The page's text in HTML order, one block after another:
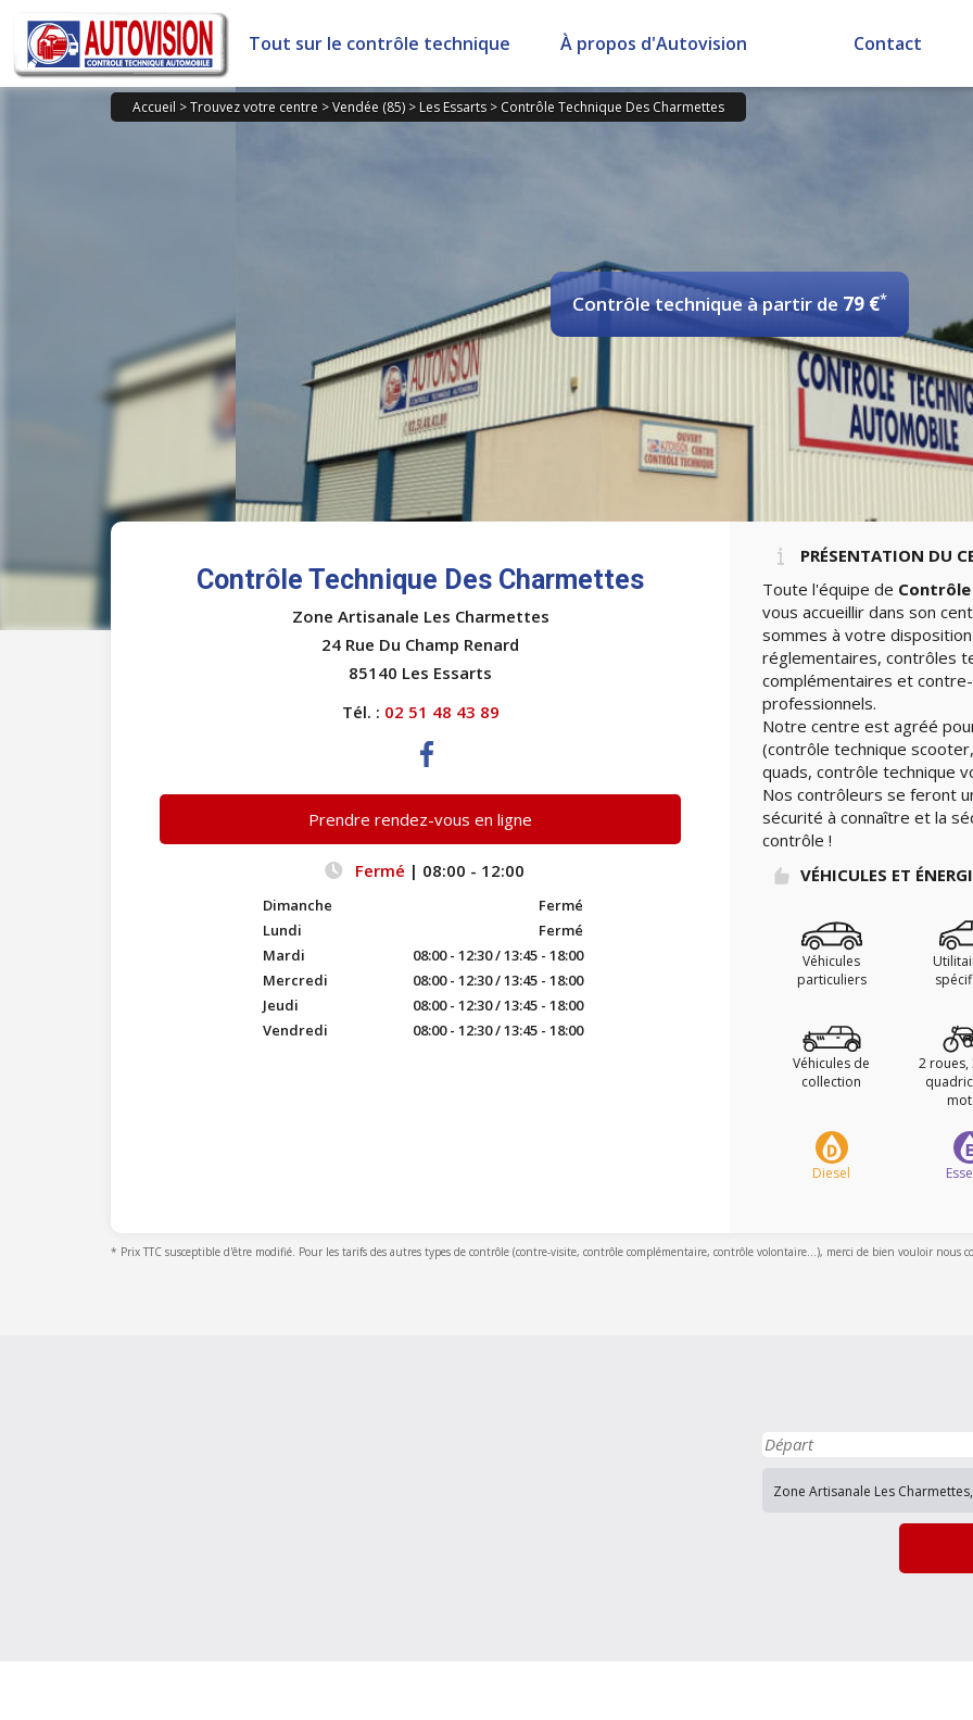
Panneau de gestion des cookies
Tout sur le contrôle technique À propos d'Autovision Contact
Accueil >Trouvez votre centre >Vendée (85) > Les Essarts > Contrôle Technique Des Charmettes
Contrôle techniqueà partir de 79 €*
Contrôle Technique Des Charmettes
Zone Artisanale Les Charmettes
24 Rue Du Champ Renard
85140 Les Essarts
Tél. : 02 51 48 43 89
Prendre rendez-vous en ligne
Fermé | 08:00 - 12:00
Dimanche
Fermé
Lundi
Fermé
Mardi
08:00 - 12:30 / 13:45 - 18:00
Mercredi
08:00 - 12:30 / 13:45 - 18:00
Jeudi
08:00 - 12:30 / 13:45 - 18:00
Vendredi
08:00 - 12:30 / 13:45 - 18:00
PRÉSENTATION DU
Toute l'équipe de
vous accueillir dans son
sommes à votre
réglementaires, contrôles
complémentaires et
professionnels.
Notre centre est agréé
(contrôle technique
quads, contrôle technique
Nos contrôleurs se feront
sécurité à connaître et la
contrôle !
VÉHICULES ET
Véhicules
particuliers
Véhicules de
collection
2 roues,
Diesel
* Prix TTC susceptible d'être modifié. Pour les tarifs des autres types de contrôle (contre-visite, contrôle complémentaire, contrôle volontaire...), merci de bien vouloir nous